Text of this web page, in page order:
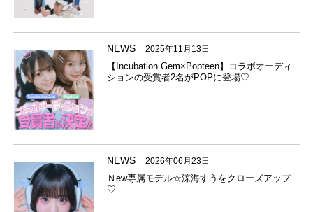
NEWS 2025年11月13日
【Incubation Gem×Popteen】コラボオーディ
ションの受賞者2名がPOPに登場♡
NEWS 2026年06月23日
Ｎew専属モデル☆涼海すうをクローズアップ
♡